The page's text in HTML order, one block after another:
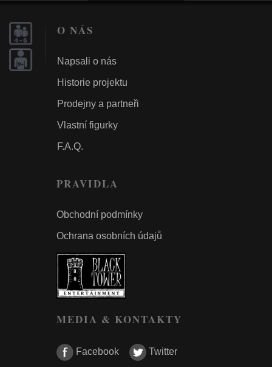
O NÁS
Napsali o nás
Historie projektu
Prodejny a partneři
Vlastní figurky
F.A.Q.
PRAVIDLA
Obchodní podmínky
Ochrana osobních údajů
MEDIA & KONTAKTY
Facebook Twitter